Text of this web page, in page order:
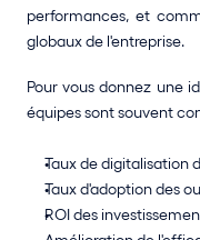
performances, et
globaux de l'entreprise.
Pour vous donnez une
équipes sont souvent
Taux de digitalisation
Taux d'adoption des
ROI des